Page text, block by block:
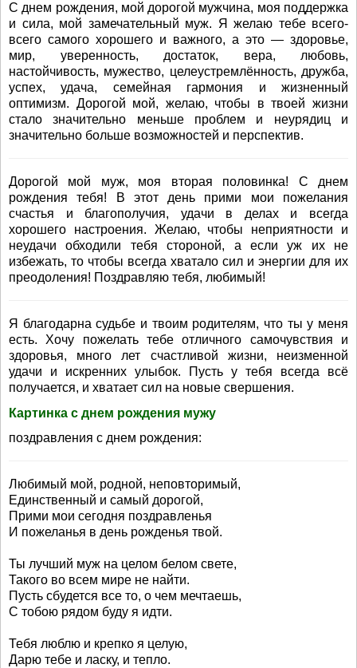
С днем рождения, мой дорогой мужчина, моя поддержка
и сила, мой замечательный муж. Я желаю тебе всего-
всего самого хорошего и важного, а это — здоровье,
мир, уверенность, достаток, вера, любовь,
настойчивость, мужество, целеустремлённость, дружба,
успех, удача, семейная гармония и жизненный
оптимизм. Дорогой мой, желаю, чтобы в твоей жизни
стало значительно меньше проблем и неурядиц и
значительно больше возможностей и перспектив.
Дорогой мой муж, моя вторая половинка! С днем
рождения тебя! В этот день прими мои пожелания
счастья и благополучия, удачи в делах и всегда
хорошего настроения. Желаю, чтобы неприятности и
неудачи обходили тебя стороной, а если уж их не
избежать, то чтобы всегда хватало сил и энергии для их
преодоления! Поздравляю тебя, любимый!
Я благодарна судьбе и твоим родителям, что ты у меня
есть. Хочу пожелать тебе отличного самочувствия и
здоровья, много лет счастливой жизни, неизменной
удачи и искренних улыбок. Пусть у тебя всегда всё
получается, и хватает сил на новые свершения.
Картинка с днем рождения мужу
поздравления с днем рождения:
Любимый мой, родной, неповторимый,
Единственный и самый дорогой,
Прими мои сегодня поздравленья
И пожеланья в день рожденья твой.
Ты лучший муж на целом белом свете,
Такого во всем мире не найти.
Пусть сбудется все то, о чем мечтаешь,
С тобою рядом буду я идти.
Тебя люблю и крепко я целую,
Дарю тебе и ласку, и тепло.